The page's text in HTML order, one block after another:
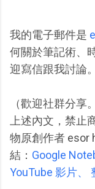
我的電子郵件是
何關於筆記術、
迎寫信跟我討論。
（歡迎社群分
上述內文，禁止
物原創作者 esor
結： Google
YouTube 影片、